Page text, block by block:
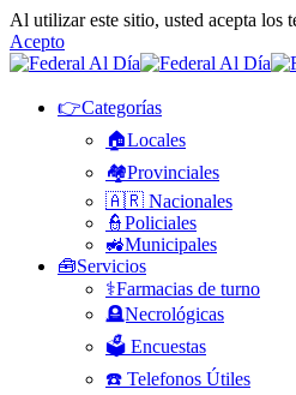
Al utilizar este sitio, usted acepta los
Acepto
👉Categorías
🏠Locales
🏘️Provinciales
🇦🇷 Nacionales
👮Policiales
🚜Municipales
🧰Servicios
⚕️Farmacias de turno
🪦Necrológicas
🗳️ Encuestas
☎️ Telefonos Útiles